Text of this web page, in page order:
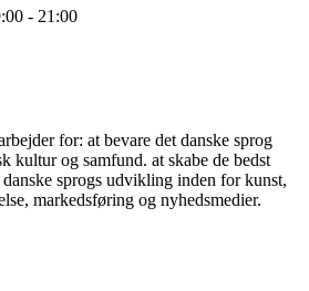
- 21:00
for: at bevare det danske sprog
kultur og samfund. at skabe de bedst
sprogs udvikling inden for kunst,
markedsføring og nyhedsmedier.